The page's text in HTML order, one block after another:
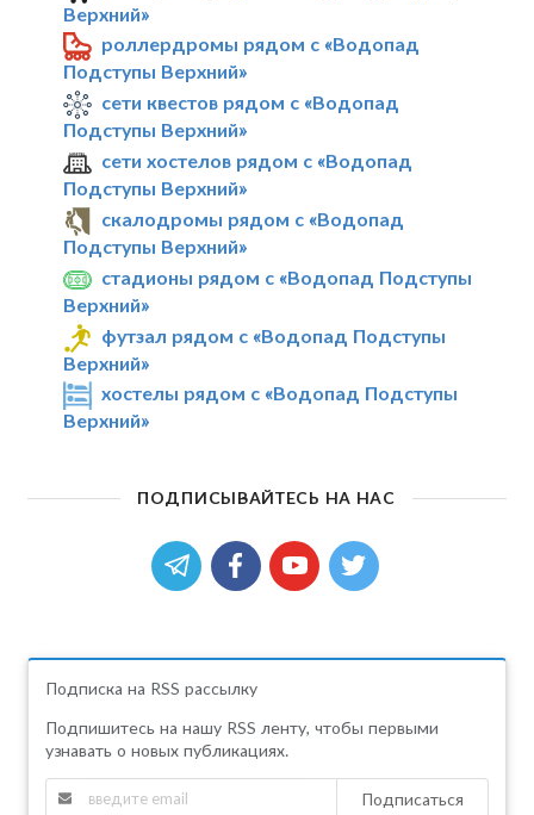
Верхний»
роллердромы рядом с «Водопад
Подступы Верхний»
сети квестов рядом с «Водопад
Подступы Верхний»
сети хостелов рядом с «Водопад
Подступы Верхний»
скалодромы рядом с «Водопад
Подступы Верхний»
стадионы рядом с «Водопад Подступы
Верхний»
футзал рядом с «Водопад Подступы
Верхний»
хостелы рядом с «Водопад Подступы
Верхний»
ПОДПИСЫВАЙТЕСЬ НА НАС
Подписка на RSS рассылку
Подпишитесь на нашу RSS ленту, чтобы первыми
узнавать о новых публикациях.
Подписаться